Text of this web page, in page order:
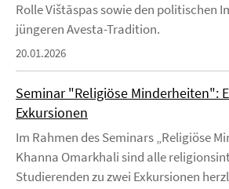
Rolle Vištāspas sowie den politischen
jüngeren Avesta-Tradition.
20.01.2026
Seminar "Religiöse Minderheiten":
Exkursionen
Im Rahmen des Seminars „Religiöse
Khanna Omarkhali sind alle
Studierenden zu zwei Exkursionen